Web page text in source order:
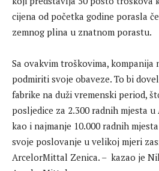
cijena od početka godine porasla
zemnog plina u znatnom porastu.
Sa ovakvim troškovima, kompanija
podmiriti svoje obaveze. To bi
fabrike na duži vremenski period,
posljedice za 2.300 radnih mjesta
kao i najmanje 10.000 radnih
svoje poslovanje u velikoj mjeri
ArcelorMittal Zenica. – kazao je